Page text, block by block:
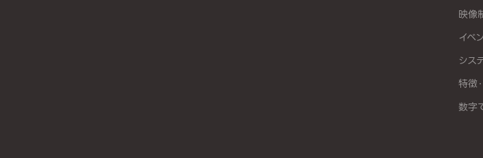
映像
イベ
シス
特徴
数字